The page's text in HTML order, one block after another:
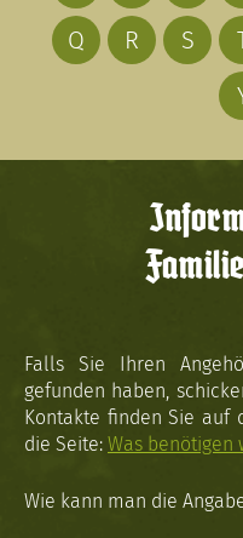
Q
R S
Falls Sie Ihren
gefunden haben,
Kontakte finden Sie auf
die Seite: Was benötigen
Wie kann man die